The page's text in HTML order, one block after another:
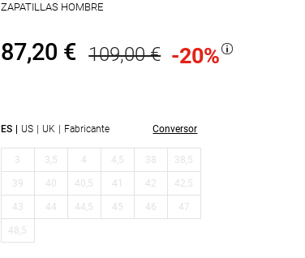
ZAPATILLAS HOMBRE
87,20 € 109,00 € -20%
ES US UK Fabricante Conversor
3 3,5 4 4,5 38 38,5
39 40 40,5 41 42 42,5
43 44 44,5 45 46 47
48,5